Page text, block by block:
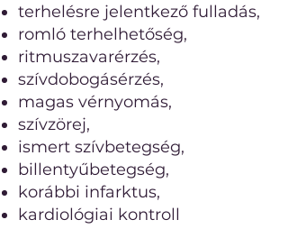
terhelésre jelentkező fulladás,
romló terhelhetőség,
ritmuszavarérzés,
szívdobogásérzés,
magas vérnyomás,
szívzörej,
ismert szívbetegség,
billentyűbetegség,
korábbi infarktus,
kardiológiai kontroll